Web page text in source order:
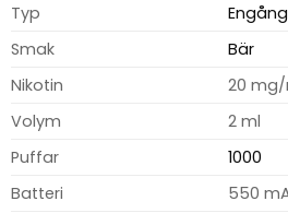
Typ
Smak
Bär
Nikotin
20
Volym
2 ml
Puffar
1000
Batteri
550